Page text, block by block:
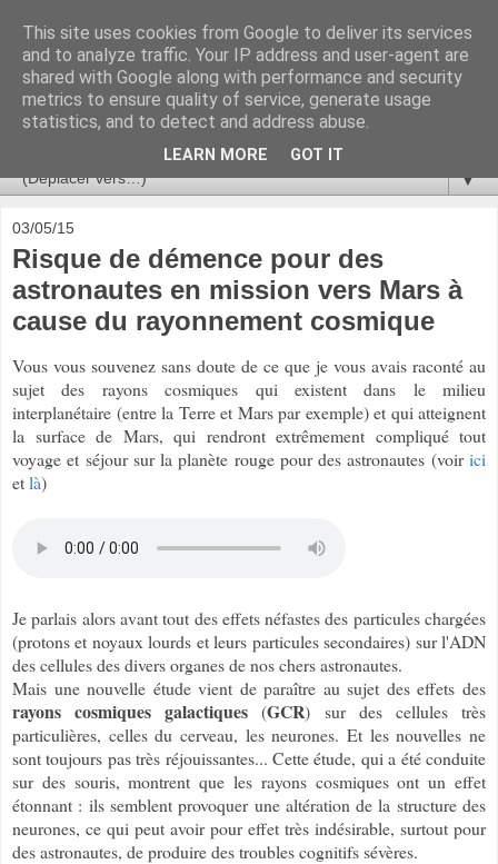
Ça se passe là haut
Astronomie, Astrophysique, Astroparticules, Cosmologie.
L'infini se contemple, indéfiniment. ISSN 2272-5768
▼
03/05/15
Risque de démence pour des
astronautes en mission vers Mars à
cause du rayonnement cosmique
Vous vous souvenez sans doute de ce que je vous avais raconté au
sujet des rayons cosmiques qui existent dans le milieu
interplanétaire (entre la Terre et Mars par exemple) et qui atteignent
la surface de Mars, qui rendront extrêmement compliqué tout
voyage et séjour sur la planète rouge pour des astronautes (voirici
etlà)
Je parlais alors avant tout des effets néfastes des particules chargées
(protons et noyaux lourds et leurs particules secondaires) sur l'ADN
des cellules des divers organes de nos chers astronautes.
Mais une nouvelle étude vient de paraître au sujet des effets des
rayons cosmiques galactiques (GCR) sur des cellules très
particulières, celles du cerveau, les neurones. Et les nouvelles ne
sont toujours pas très réjouissantes... Cette étude, qui a été conduite
sur des souris, montrent que les rayons cosmiques ont un effet
étonnant : ils semblent provoquer une altération de la structure des
neurones, ce qui peut avoir pour effet très indésirable, surtout pour
des astronautes, de produire des troubles cognitifs sévères.
This site uses cookies from Google to deliver its services
and to analyze traffic. Your IP address and user-agent are
shared with Google along with performance and security
metrics to ensure quality of service, generate usage
statistics, and to detect and address abuse.
LEARN MORE GOT IT